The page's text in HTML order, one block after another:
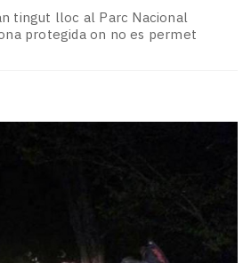
tingut lloc al Parc Nacional
protegida on no es permet